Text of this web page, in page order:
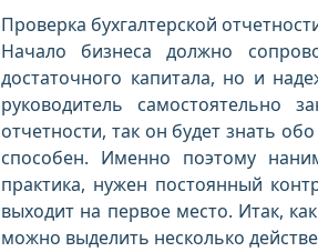
Проверка бухгалтерской
Начало бизнеса должно
достаточного капитала, но и
руководитель самостоятельно
отчетности, так он будет знать
способен. Именно поэтому
практика, нужен постоянный
выходит на первое место. Итак,
можно выделить несколько